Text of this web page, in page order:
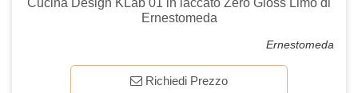
Cucina Design KLab 01 in laccato Zero Gloss Limo di
Ernestomeda
Ernestomeda
Richiedi Prezzo